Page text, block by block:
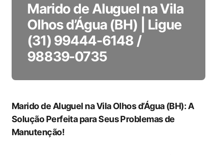
Marido de Aluguel na Vila
Olhos d’Água (BH) | Ligue
(31) 99444-6148 /
98839-0735
Marido de Aluguel na Vila Olhos d’Água (BH): A
Solução Perfeita para Seus Problemas de
Manutenção!